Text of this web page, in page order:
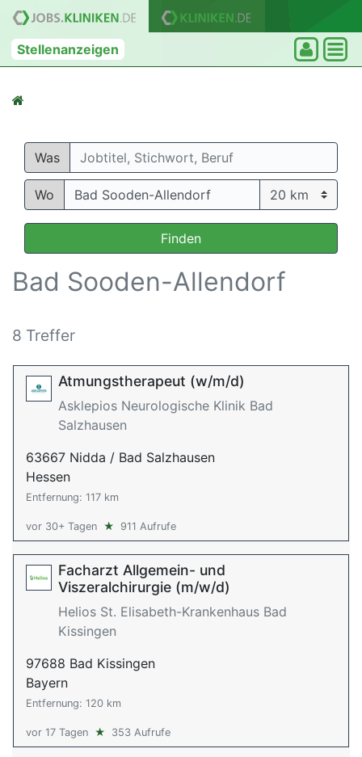
Stellenanzeigen
Was
Wo
Finden
Bad Sooden-Allendorf
8 Treffer
Atmungstherapeut (w/m/d)
Asklepios Neurologische Klinik Bad
Salzhausen
63667 Nidda / Bad Salzhausen
Hessen
Entfernung: 117 km
vor 30+ Tagen ★ 911 Aufrufe
Facharzt Allgemein- und
Viszeralchirurgie (m/w/d)
Helios St. Elisabeth-Krankenhaus Bad
Kissingen
97688 Bad Kissingen
Bayern
Entfernung: 120 km
vor 17 Tagen ★ 353 Aufrufe